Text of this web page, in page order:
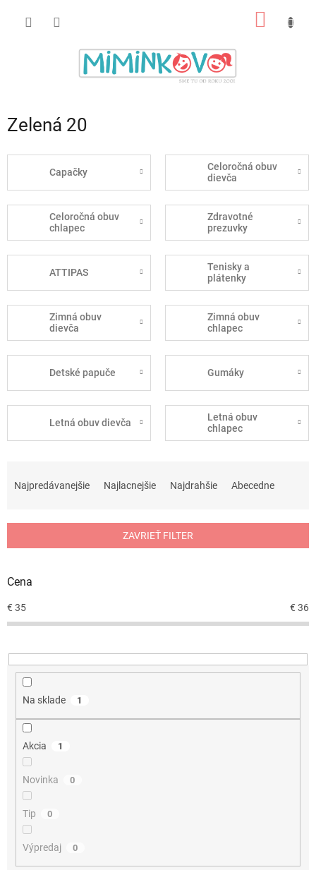
Zelená 20
Capačky
Celoročná obuv
dievča
Celoročná obuv
chlapec
Zdravotné
prezuvky
ATTIPAS
Tenisky a
plátenky
Zimná obuv
dievča
Zimná obuv
chlapec
Detské papuče Gumáky
Letná obuv dievča
Letná obuv
chlapec
i
p
o
d
k
t
Najpredávanejšie Najlacnejšie Najdrahšie Abecedne
ZAVRIEŤ FILTER
Cena
€ 35 € 36
Na sklade 1
Akcia 1
Novinka 0
Tip 0
Výpredaj 0